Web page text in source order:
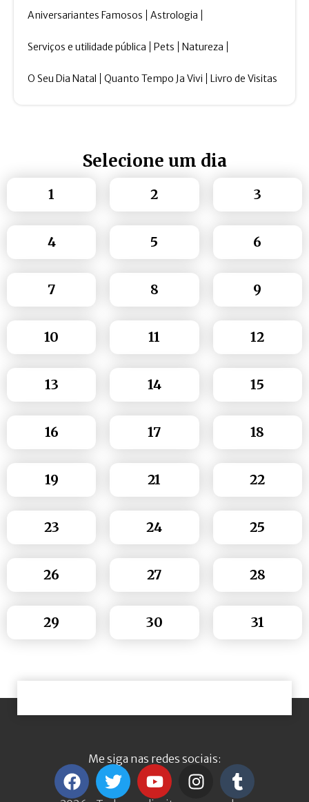
Aniversariantes Famosos Astrologia
Serviços e utilidade pública Pets Natureza
O Seu Dia Natal Quanto Tempo Ja Vivi Livro de Visitas
Selecione um dia
1 2 3
4 5 6
7 8 9
10 11 12
13 14 15
16 17 18
19 21 22
23 24 25
26 27 28
29 30 31
Me siga nas redes sociais: